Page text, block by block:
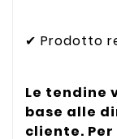
✔ Prodotto
Le tendine
base alle
cliente.